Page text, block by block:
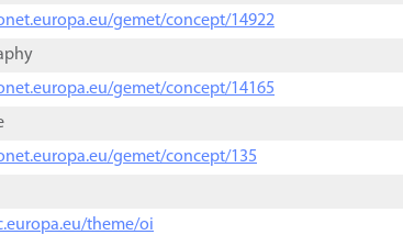
gemet/concept/14922
gemet/concept/14165
gemet/concept/135
theme/oi